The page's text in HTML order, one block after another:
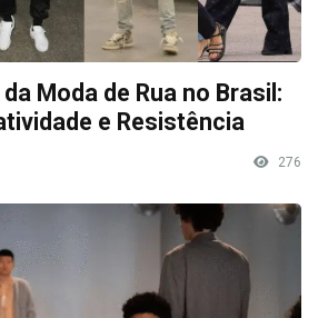
Moda de Rua no Brasil:
e Resistência
276